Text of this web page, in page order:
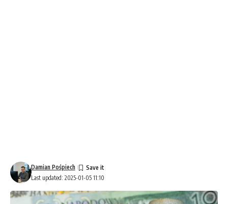
Last updated: 2025-01-05 11:10
Damian Pośpiech